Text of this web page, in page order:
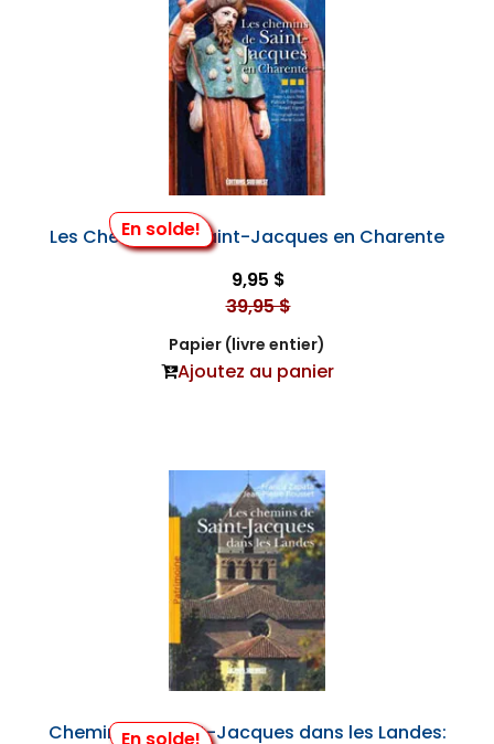
En solde!
Les Chemins de Saint-Jacques en Charente
9,95 $
39,95 $
Papier (livre entier)
Ajoutez au panier
Chemins de Saint-Jacques dans les Landes: